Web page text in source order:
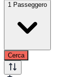
1 Passeggero
Cerca